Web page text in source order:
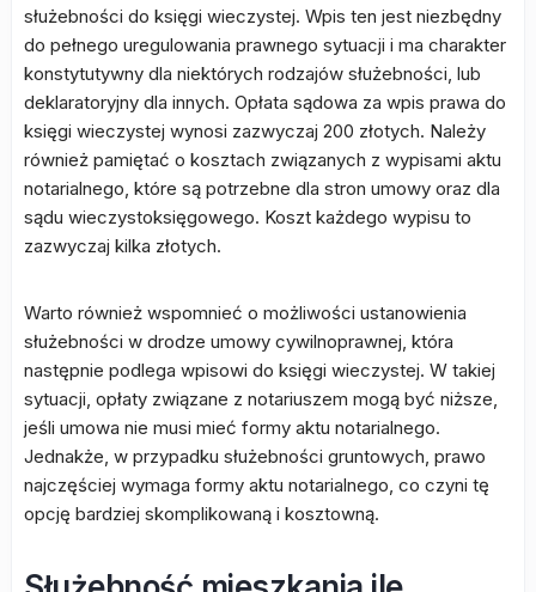
służebności do księgi wieczystej. Wpis ten jest niezbędny
do pełnego uregulowania prawnego sytuacji i ma charakter
konstytutywny dla niektórych rodzajów służebności, lub
deklaratoryjny dla innych. Opłata sądowa za wpis prawa do
księgi wieczystej wynosi zazwyczaj 200 złotych. Należy
również pamiętać o kosztach związanych z wypisami aktu
notarialnego, które są potrzebne dla stron umowy oraz dla
sądu wieczystoksięgowego. Koszt każdego wypisu to
zazwyczaj kilka złotych.
Warto również wspomnieć o możliwości ustanowienia
służebności w drodze umowy cywilnoprawnej, która
następnie podlega wpisowi do księgi wieczystej. W takiej
sytuacji, opłaty związane z notariuszem mogą być niższe,
jeśli umowa nie musi mieć formy aktu notarialnego.
Jednakże, w przypadku służebności gruntowych, prawo
najczęściej wymaga formy aktu notarialnego, co czyni tę
opcję bardziej skomplikowaną i kosztowną.